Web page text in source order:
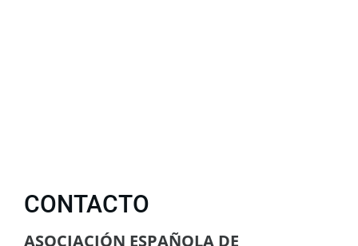
CONTACTO
ASOCIACIÓN ESPAÑOLA DE